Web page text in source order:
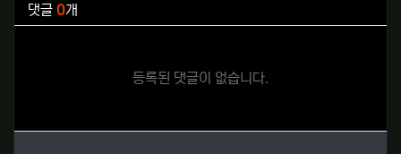
댓글 0개
등록된 댓글이 없습니다.